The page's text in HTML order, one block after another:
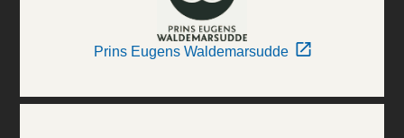
Prins Eugens Waldemarsudde